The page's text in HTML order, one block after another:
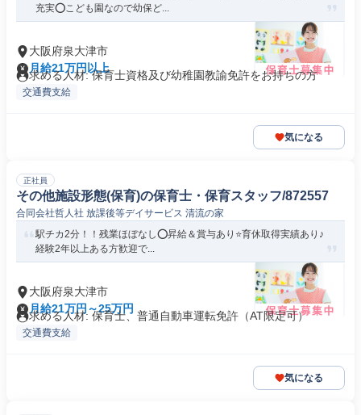
充実⭕️こども園なので幼保ど...
大阪府泉大津市
月給21万円以上
求める人材: 保育士資格及び幼稚園教諭免許をお持ちの方
交通費支給
気になる
正社員
その他施設形態(保育)の保育士・保育スタッフ/872557
合同会社哲人社 放課後等デイサービス 清流の家
駅チカ2分！！残業ほぼなし⭕️昇給＆賞与あり⭐️育休取得実績あり♪
経験2年以上ある方歓迎で...
大阪府泉大津市
月給21万円～25万円
求める人材: 保育士、普通自動車運転免許（AT限定可）
交通費支給
気になる